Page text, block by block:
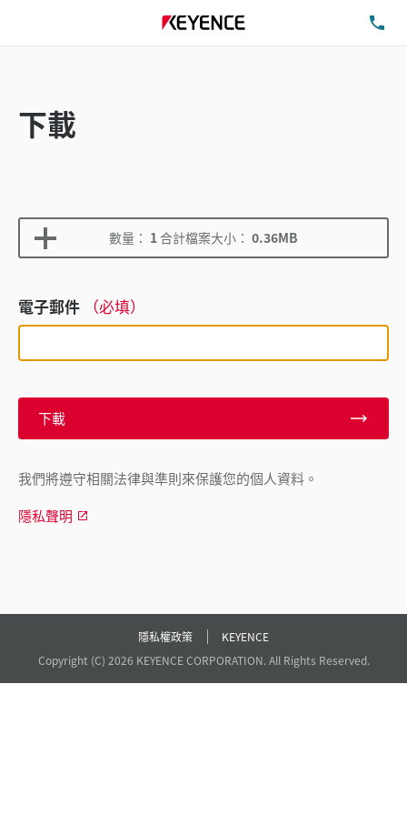
下載
數量： 1合計檔案大小： 0.36MB
電子郵件 （必填）
下載
我們將遵守相關法律與準則來保護您的個人資料。
隱私聲明
隱私權政策
KEYENCE
Copyright (C) 2026 KEYENCE CORPORATION. All Rights Reserved.